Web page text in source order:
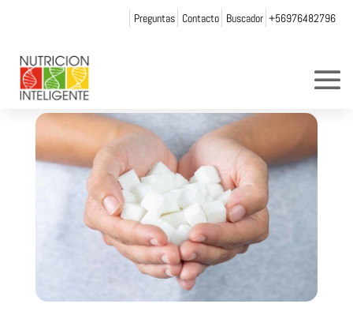
Preguntas Contacto Buscador +56976482796